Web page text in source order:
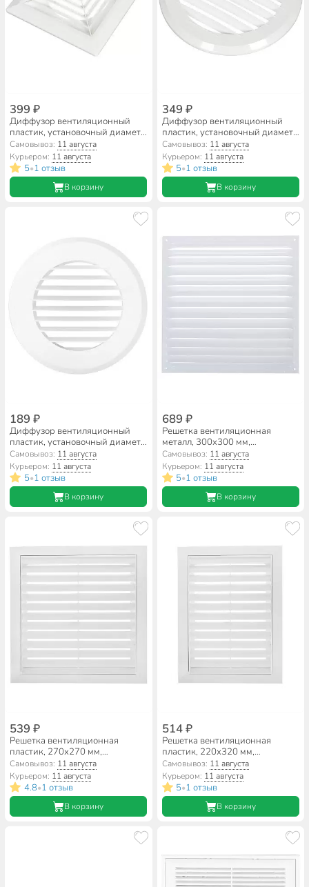
399 ₽
Диффузор вентиляционный
пластик, установочный диаметр
100 мм, с фланцем d160 мм,
Viento, 160/100ВФ
Самовывоз: 11 августа
Курьером: 11 августа
5•1 отзыв
В корзину
349 ₽
Диффузор вентиляционный
пластик, установочный диаметр
150 мм, с фланцем d195 мм,
Event, 195/150КР
Самовывоз: 11 августа
Курьером: 11 августа
5•1 отзыв
В корзину
189 ₽
Диффузор вентиляционный
пластик, установочный диаметр
100 мм, с фланцем d145 мм,
Event, 145/100КР
Самовывоз: 11 августа
Курьером: 11 августа
5•1 отзыв
В корзину
689 ₽
Решетка вентиляционная
металл, 300х300 мм,
эмалированная, Event, 3030МЭ
Самовывоз: 11 августа
Курьером: 11 августа
5•1 отзыв
В корзину
539 ₽
Решетка вентиляционная
пластик, 270х270 мм,
усиленная, Event, МД2727
Самовывоз: 11 августа
Курьером: 11 августа
4.8•1 отзыв
В корзину
514 ₽
Решетка вентиляционная
пластик, 220х320 мм,
усиленная, Event, МД2232
Самовывоз: 11 августа
Курьером: 11 августа
5•1 отзыв
В корзину